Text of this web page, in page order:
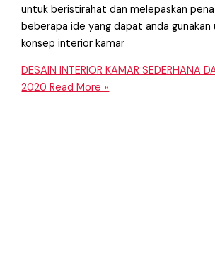
untuk beristirahat dan melepaskan
beberapa ide yang dapat anda gunakan
konsep interior kamar
DESAIN INTERIOR KAMAR SEDERHANA
2020 Read More »